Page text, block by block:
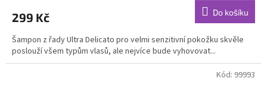
299 Kč Do košíku
Šampon z řady Ultra Delicato pro velmi senzitivní pokožku skvěle
poslouží všem typům vlasů, ale nejvíce bude vyhovovat...
Kód: 99993